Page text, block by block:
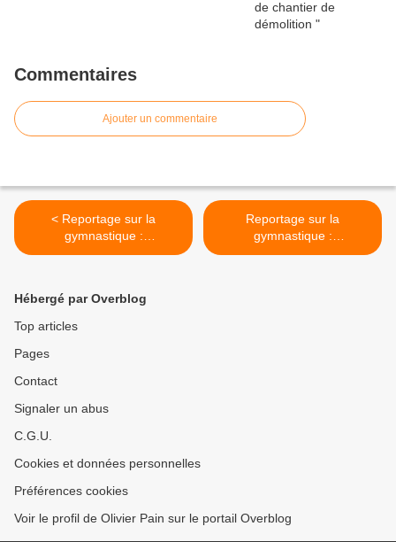
Commentaires
Ajouter un commentaire
< Reportage sur la
gymnastique :
"Gymnastes", Année 2013,
Reportage sur la
gymnastique :
"Gymnastes", Année 2013,
Hébergé par Overblog
Top articles
Pages
Contact
Signaler un abus
C.G.U.
Cookies et données personnelles
Préférences cookies
Voir le profil de Olivier Pain sur le portail Overblog